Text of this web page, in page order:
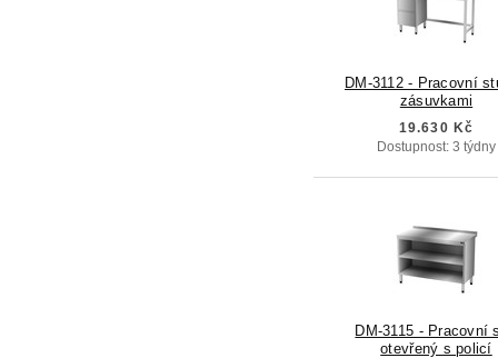
DM-3112 - Pracovní
zásuvkami
19.630 Kč
Dostupnost: 3 týdny
DM-3115 - Pracovní
otevřený s policí